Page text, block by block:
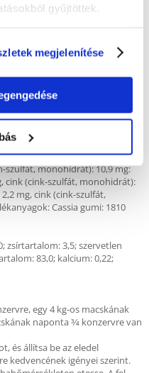
gyűjtöttek.
megjelenítése
biztosít macskájának.
ebből 4% kacsadarabok*),
át teszik ki.
D3-vitamin: E-vitamin: 21,0 mg,
0,22 mg, vas (vas(II)-
monohidrát): 10,9 mg:
cink (cink-szulfát, monohidrát):
mg, cink (cink-szulfát,
Cassia gumi: 1810
zsírtartalom: 3,5; szervetlen
83,0; kalcium: 0,22;
egy 4 kg-os macskának
naponta 3⁄4 konzervre van
és állítsa be az eledel
kedvencének igényei szerint.